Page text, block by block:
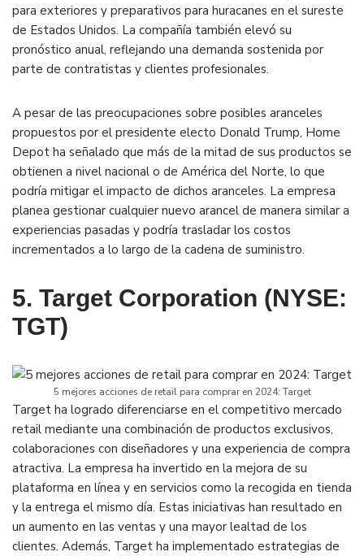
para exteriores y preparativos para huracanes en el sureste
de Estados Unidos. La compañía también elevó su
pronóstico anual, reflejando una demanda sostenida por
parte de contratistas y clientes profesionales.
A pesar de las preocupaciones sobre posibles aranceles
propuestos por el presidente electo Donald Trump, Home
Depot ha señalado que más de la mitad de sus productos se
obtienen a nivel nacional o de América del Norte, lo que
podría mitigar el impacto de dichos aranceles. La empresa
planea gestionar cualquier nuevo arancel de manera similar a
experiencias pasadas y podría trasladar los costos
incrementados a lo largo de la cadena de suministro.
5. Target Corporation (NYSE:
TGT)
5 mejores acciones de retail para comprar en 2024: Target
Target ha logrado diferenciarse en el competitivo mercado
retail mediante una combinación de productos exclusivos,
colaboraciones con diseñadores y una experiencia de compra
atractiva. La empresa ha invertido en la mejora de su
plataforma en línea y en servicios como la recogida en tienda
y la entrega el mismo día. Estas iniciativas han resultado en
un aumento en las ventas y una mayor lealtad de los
clientes. Además, Target ha implementado estrategias de